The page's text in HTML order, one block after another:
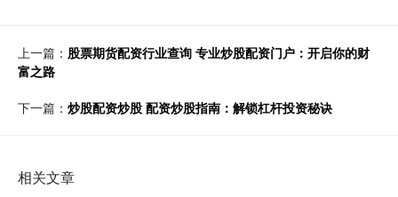
上一篇： 股票期货配资行业查询 专业炒股配资门户：开启你的财
富之路
下一篇： 炒股配资炒股 配资炒股指南：解锁杠杆投资秘诀
相关文章